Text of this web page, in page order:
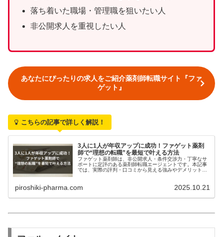
落ち着いた職場・管理職を狙いたい人
非公開求人を重視したい人
あなたにぴったりの求人をご紹介薬剤師転職サイト『ファ
ゲット』
こちらの記事で詳しく解説！
3人に1人が年収アップに成功！ファゲット薬剤
師で“理想の転職”を最短で叶える方法
ファゲット薬剤師は、非公開求人・条件交渉力・丁寧なサ
ポートに定評のある薬剤師転職エージェントです。本記事
では、実際の評判・口コミから見える強みやデメリット、
目指す薬剤師必見の内容です。
piroshiki-pharma.com 2025.10.21